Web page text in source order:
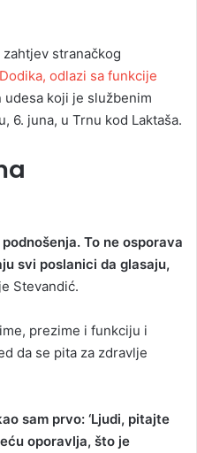
stranačkog
odlazi sa funkcije
udesa koji je službenim
6. juna, u Trnu kod Laktaša.
To ne osporava
svi poslanici da glasaju,
Stevandić.
prezime i funkciju i
da se pita za zdravlje
sam prvo: ‘Ljudi, pitajte
oporavlja, što je